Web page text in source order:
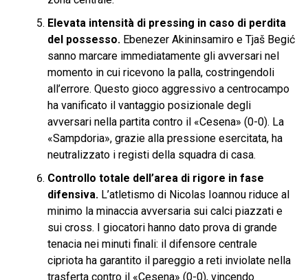
Elevata intensità di pressing in caso di perdita
del possesso.Ebenezer Akininsamiro e Tjaš Begić
sanno marcare immediatamente gli avversari nel
momento in cui ricevono la palla, costringendoli
all’errore. Questo gioco aggressivo a centrocampo
ha vanificato il vantaggio posizionale degli
avversari nella partita contro il «Cesena» (0-0). La
«Sampdoria», grazie alla pressione esercitata, ha
neutralizzato i registi della squadra di casa.
Controllo totale dell’area di rigore in fase
difensiva.L’atletismo di Nicolas Ioannou riduce al
minimo la minaccia avversaria sui calci piazzati e
sui cross. I giocatori hanno dato prova di grande
tenacia nei minuti finali: il difensore centrale
cipriota ha garantito il pareggio a reti inviolate nella
trasferta contro il «Cesena» (0-0), vincendo